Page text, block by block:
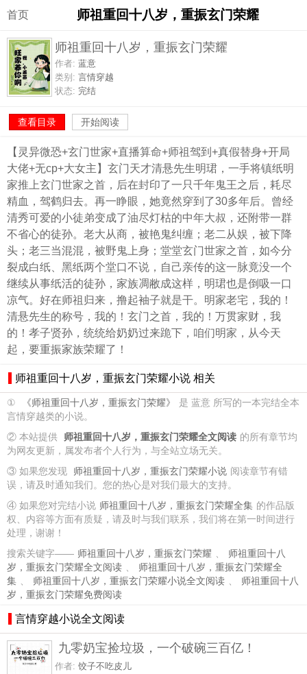
首页 师祖重回十八岁，重振玄门荣耀
师祖重回十八岁，重振玄门荣耀
作者: 蓝意
类别: 言情穿越
状态: 完结
查看目录 开始阅读
【灵异微恐+玄门世家+直播算命+师祖驾到+真假替身+开局
大佬+无cp+大女主】玄门天才清悬先生明珺，一手将镇纸明
家推上玄门世家之首，后在封印了一只千年鬼王之后，耗尽
精血，驾鹤归去。再一睁眼，她竟然穿到了30多年后。曾经
清秀可爱的小徒弟变成了油尽灯枯的中年大叔，还附带一群
不省心的徒孙。老大从商，被艳鬼纠缠；老二从娱，被下降
头；老三当混混，被野鬼上身；堂堂玄门世家之首，如今分
裂成白纸、黑纸两个堂口不说，自己亲传的这一脉竟没一个
继续从事纸活的徒孙，家族凋敝成这样，明珺也是倒吸一口
凉气。好在师祖归来，撸起袖子就是干。明家老宅，我的！
清悬先生的称号，我的！玄门之首，我的！万贯家财，我
的！孝子贤孙，统统给奶奶过来跪下，咱们明家，从今天
起，要重振家族荣耀了！
师祖重回十八岁，重振玄门荣耀小说 相关
① 《师祖重回十八岁，重振玄门荣耀》
是 蓝意 所写的一本完结全本
言情穿越类的小说。
② 本站提供
师祖重回十八岁，重振玄门荣耀全文阅读 的所有章节均
为网友更新，属发布者个人行为，与全站立场无关。
③ 如果您发现
师祖重回十八岁，重振玄门荣耀小说 阅读章节有错
误，请及时通知我们。您的热心是对我们最大的支持。
④ 如果您对完结小说 师祖重回十八岁，重振玄门荣耀全集 的作品版
权、内容等方面有质疑，请及时与我们联系，我们将在第一时间进行
处理，谢谢！
搜索关键字—— 师祖重回十八岁，重振玄门荣耀 、
师祖重回十八
岁，重振玄门荣耀全文阅读 、
师祖重回十八岁，重振玄门荣耀全
集 、 师祖重回十八岁，重振玄门荣耀小说全文阅读 、
师祖重回十八
岁，重振玄门荣耀免费阅读
言情穿越小说全文阅读
九零奶宝捡垃圾，一个破碗三百亿！
作者: 饺子不吃皮儿